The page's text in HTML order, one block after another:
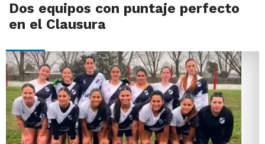
Dos equipos con puntaje perfecto
en el Clausura